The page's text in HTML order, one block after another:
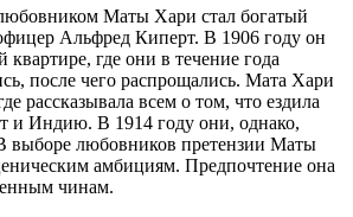
Маты Хари стал богатый
Альфред Киперт. В 1906 году он
квартире, где они в течение года
после чего распрощались. Мата Хари
рассказывала всем о том, что ездила
и Индию. В 1914 году они, однако,
выборе любовников претензии Маты
амбициям. Предпочтение она
чинам.